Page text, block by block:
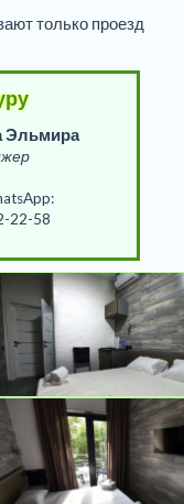
только проезд
Эльмира
22-58